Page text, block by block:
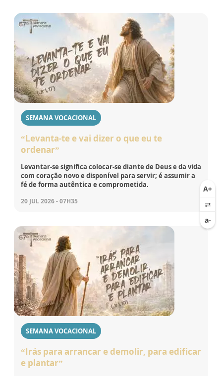
SEMANA VOCACIONAL
“Levanta-te e vai dizer o que eu te
ordenar”
Levantar-se significa colocar-se diante de Deus e da vida
com coração novo e disponível para servir; é assumir a
fé de forma autêntica e comprometida.
20 JUL 2026 - 07H35
SEMANA VOCACIONAL
“Irás para arrancar e demolir, para edificar
e plantar”